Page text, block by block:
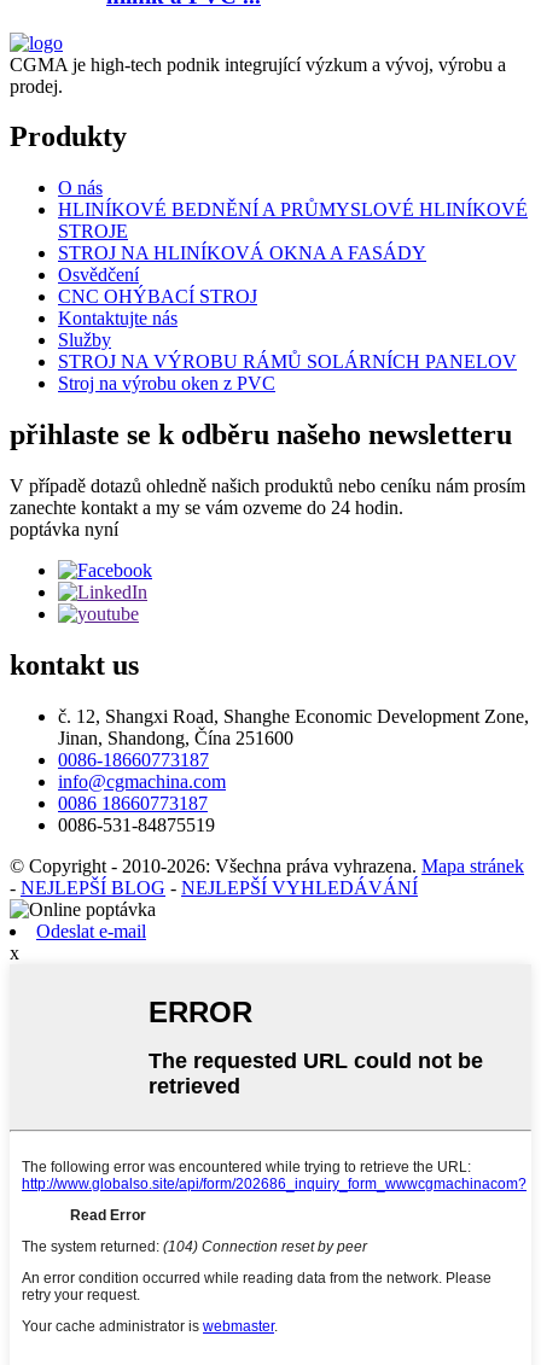
CGMA je high-tech podnik integrující výzkum a vývoj, výrobu a
prodej.
Produkty
O nás
HLINÍKOVÉ BEDNĚNÍ A PRŮMYSLOVÉ HLINÍKOVÉ
STROJE
STROJ NA HLINÍKOVÁ OKNA A FASÁDY
Osvědčení
CNC OHÝBACÍ STROJ
Kontaktujte nás
Služby
STROJ NA VÝROBU RÁMŮ SOLÁRNÍCH PANELOV
Stroj na výrobu oken z PVC
přihlaste se k odběru našeho newsletteru
V případě dotazů ohledně našich produktů nebo ceníku nám prosím
zanechte kontakt a my se vám ozveme do 24 hodin.
poptávka nyní
kontakt us
č. 12, Shangxi Road, Shanghe Economic Development Zone,
Jinan, Shandong, Čína 251600
0086-18660773187
info@cgmachina.com
0086 18660773187
0086-531-84875519
© Copyright - 2010-2026: Všechna práva vyhrazena. Mapa stránek
- NEJLEPŠÍ BLOG - NEJLEPŠÍ VYHLEDÁVÁNÍ
Odeslat e-mail
x